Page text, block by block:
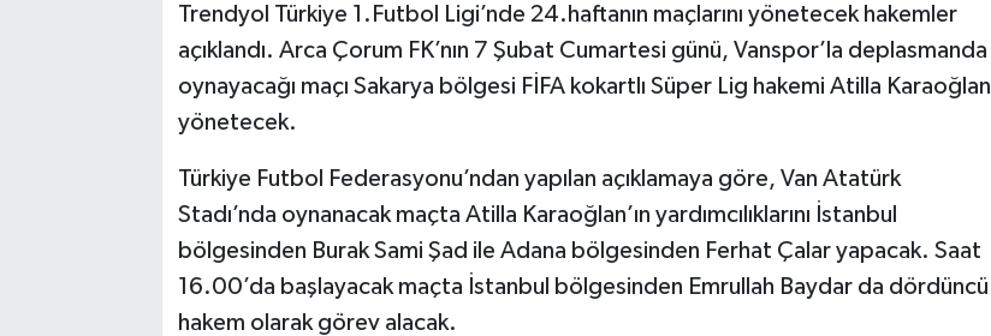
Trendyol Türkiye 1.Futbol Ligi’nde 24.haftanın maçlarını yönetecek hakemler
açıklandı. Arca Çorum FK’nın 7 Şubat Cumartesi günü, Vanspor’la deplasmanda
oynayacağı maçı Sakarya bölgesi FİFA kokartlı Süper Lig hakemi Atilla Karaoğlan
yönetecek.
Türkiye Futbol Federasyonu’ndan yapılan açıklamaya göre, Van Atatürk
Stadı’nda oynanacak maçta Atilla Karaoğlan’ın yardımcılıklarını İstanbul
bölgesinden Burak Sami Şad ile Adana bölgesinden Ferhat Çalar yapacak. Saat
16.00’da başlayacak maçta İstanbul bölgesinden Emrullah Baydar da dördüncü
hakem olarak görev alacak.